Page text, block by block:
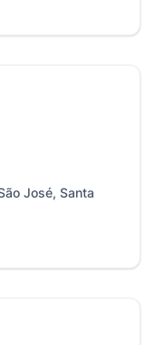
José, Santa